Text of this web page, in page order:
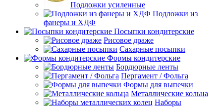
Подложки усиленные
Подложки из
фанеры и ХДФ
Посыпки кондитерские
Рисовое драже
Сахарные посыпки
Формы кондитерские
Бордюрные ленты
Пергамент / Фольга
Формы для выпечки
Металлические кольца
Наборы